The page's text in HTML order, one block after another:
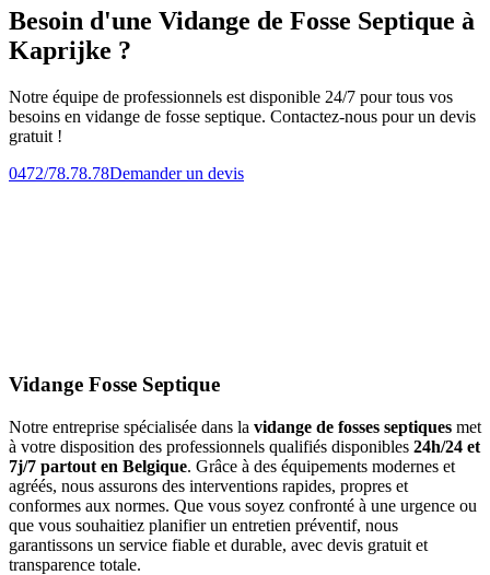
Besoin d'une Vidange de Fosse Septique à
Kaprijke ?
Notre équipe de professionnels est disponible 24/7 pour tous vos
besoins en vidange de fosse septique. Contactez-nous pour un devis
gratuit !
0472/78.78.78Demander un devis
Vidange Fosse Septique
Notre entreprise spécialisée dans la vidange de fosses septiques met
à votre disposition des professionnels qualifiés disponibles 24h/24 et
7j/7 partout en Belgique. Grâce à des équipements modernes et
agréés, nous assurons des interventions rapides, propres et
conformes aux normes. Que vous soyez confronté à une urgence ou
que vous souhaitiez planifier un entretien préventif, nous
garantissons un service fiable et durable, avec devis gratuit et
transparence totale.